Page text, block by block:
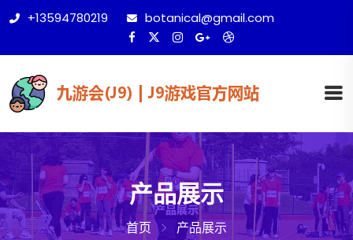
+13594780219 botanical@gmail.com
产品展示
首页 产品展示